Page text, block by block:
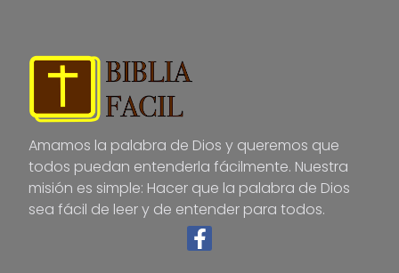
Amamos la palabra de Dios y queremos que
todos puedan entenderla fácilmente. Nuestra
misión es simple: Hacer que la palabra de Dios
sea fácil de leer y de entender para todos.